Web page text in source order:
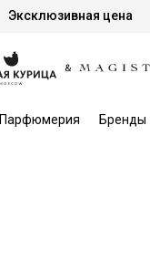
Эксклюзивная цена
Парфюмерия Бренды